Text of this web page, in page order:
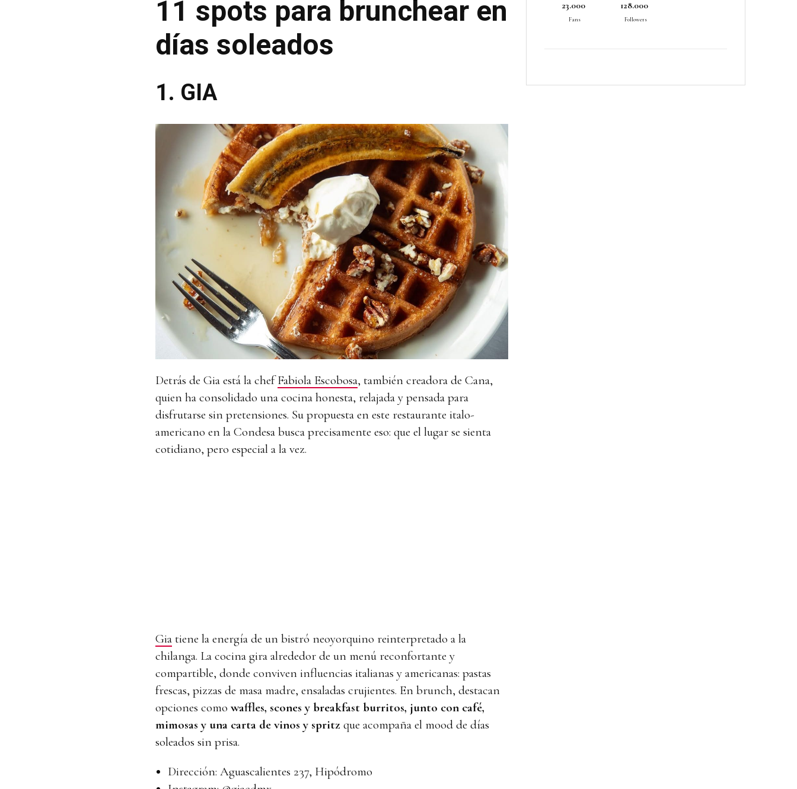
11 spots para brunchear en
días soleados
1. GIA
Detrás de Gia está la chefFabiola Escobosa, también creadora de Cana,
quien ha consolidado una cocina honesta, relajada y pensada para
disfrutarse sin pretensiones. Su propuesta en este restaurante italo-
americano en la Condesa busca precisamente eso: que el lugar se sienta
cotidiano, pero especial a la vez.
Gia tiene la energía de un bistró neoyorquino reinterpretado a la
chilanga. La cocina gira alrededor de un menú reconfortante y
compartible, donde conviven influencias italianas y americanas: pastas
frescas, pizzas de masa madre, ensaladas crujientes. En brunch, destacan
opciones como waffles, scones y breakfast burritos, junto con café,
mimosas y una carta de vinos y spritz que acompaña el mood de días
soleados sin prisa.
Dirección: Aguascalientes 237, Hipódromo
23.000
Fans
128.000
Followers